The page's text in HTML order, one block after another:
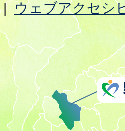
ウェブアクセシ